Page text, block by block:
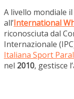
A livello mondiale
all’International
riconosciuta dal
Internazionale
Italiana Sport
nel 2010, gestisce